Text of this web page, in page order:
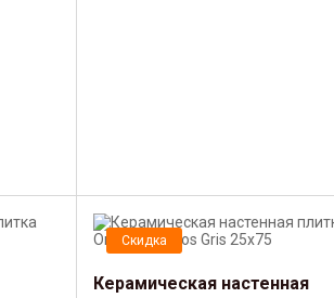
Скидка
Керамическая настенная